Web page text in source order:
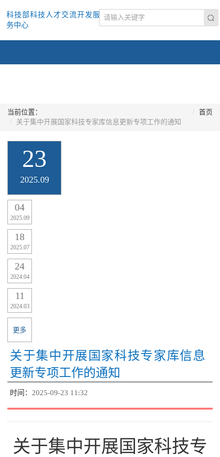
科技部科技人才交流开发服
务中心
当前位置：
首页
关于集中开展国家科技专家库信息更新专项工作的通知
23
2025.09
04
2025.09
18
2025.07
24
2024.04
11
2024.03
更多
关于集中开展国家科技专家库信息
更新专项工作的通知
时间： 2025-09-23 11:32
关于集中开展国家科技专